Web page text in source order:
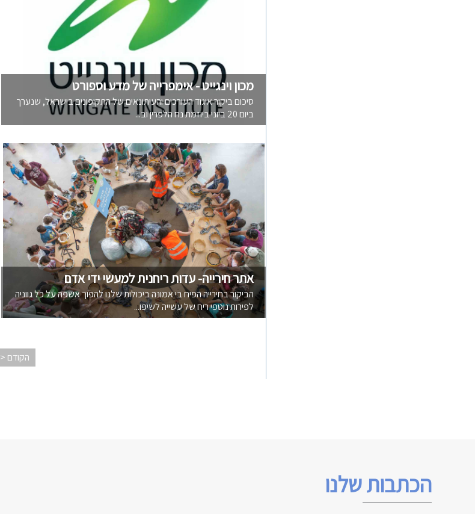
מכון וינגייט - אימפרייה של מדע וספורט
סיכום ביקור איגוד העורכים והעיתונאים של התקופונים בישראל, שנערך
ביום 20 ביוני ביוזמת נח הלפרין וב...
אתר חירייה- עדות ריחנית למעשי ידי אדם
הביקור בחירייה הפיח בי אמונה ביכולות שלנו להפוך אשפה על כל גווניה
לפירות נוטפי ריח של עשייה לשיפו...
הקודם <
הכתבות שלנו